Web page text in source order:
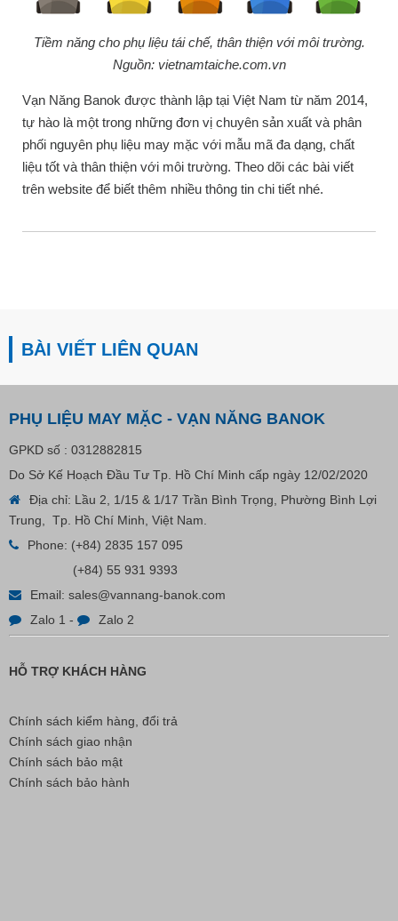
Tiềm năng cho phụ liệu tái chế, thân thiện với môi trường.
Nguồn: vietnamtaiche.com.vn
Vạn Năng Banok được thành lập tại Việt Nam từ năm 2014,
tự hào là một trong những đơn vị chuyên sản xuất và phân
phối nguyên phụ liệu may mặc với mẫu mã đa dạng, chất
liệu tốt và thân thiện với môi trường. Theo dõi các bài viết
trên website để biết thêm nhiều thông tin chi tiết nhé.
BÀI VIẾT LIÊN QUAN
PHỤ LIỆU MAY MẶC - VẠN NĂNG BANOK
GPKD số : 0312882815
Do Sở Kế Hoạch Đầu Tư Tp. Hồ Chí Minh cấp ngày 12/02/2020
Địa chỉ: Lầu 2, 1/15 & 1/17 Trần Bình Trọng, Phường Bình Lợi
Trung, Tp. Hồ Chí Minh, Việt Nam.
Phone: (+84) 2835 157 095
(+84) 55 931 9393
Email: sales@vannang-banok.com
Zalo 1 - Zalo 2
HỖ TRỢ KHÁCH HÀNG
Chính sách kiểm hàng, đổi trả
Chính sách giao nhận
Chính sách bảo mật
Chính sách bảo hành